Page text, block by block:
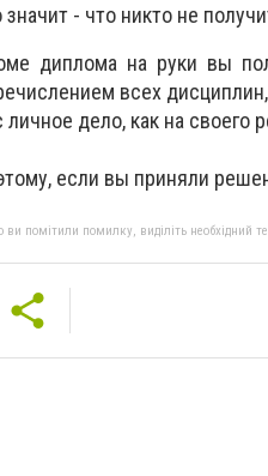
значит - что никто не
диплома на руки вы
всех
личное дело, как на своего
если вы приняли
ви помітили помилку, виділіть необхідний